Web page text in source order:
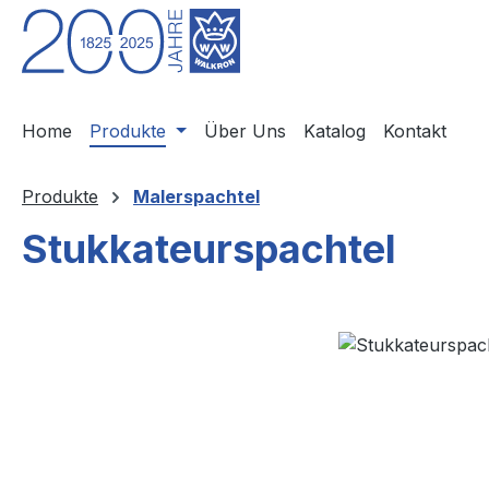
Hauptinhalt springen
Zur Suche springen
Zur Hauptnavigation springen
Home Produkte Über Uns Katalog Kontakt
Produkte Malerspachtel
Stukkateurspachtel